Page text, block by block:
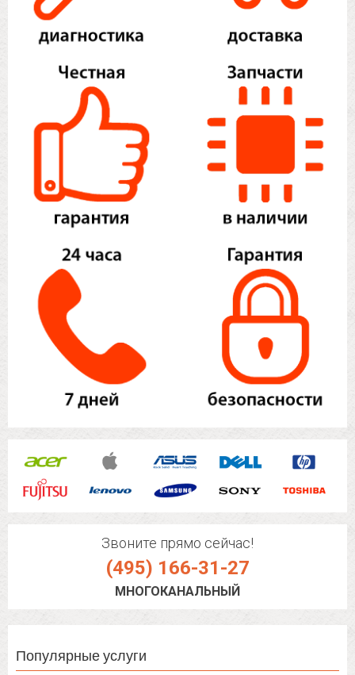
Звоните прямо сейчас!
(495) 166-31-27
МНОГОКАНАЛЬНЫЙ
Популярные услуги